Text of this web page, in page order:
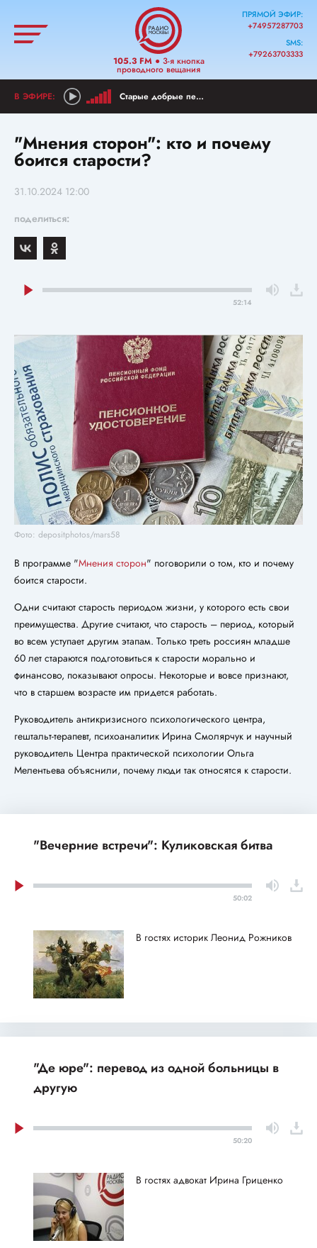
105.3 FM● 3-я кнопка
проводного вещания
ПРЯМОЙ ЭФИР:
+74957287703
SMS:
+79263703333
Старые добрые песни
"Мнения сторон": кто и почему
боится старости?
31.10.2024 12:00
поделиться:
52:14
Фото: depositphotos/mars58
В программе "Мнения сторон" поговорили о том, кто и почему
боится старости.
Одни считают старость периодом жизни, у которого есть свои
преимущества. Другие считают, что старость – период, который
во всем уступает другим этапам. Только треть россиян младше
60 лет стараются подготовиться к старости морально и
финансово, показывают опросы. Некоторые и вовсе признают,
что в старшем возрасте им придется работать.
Руководитель антикризисного психологического центра,
гештальт-терапевт, психоаналитик Ирина Смолярчук и научный
руководитель Центра практической психологии Ольга
Мелентьева объяснили, почему люди так относятся к старости.
"Вечерние встречи": Куликовская битва
50:02
В гостях историк Леонид Рожников
"Де юре": перевод из одной больницы в
другую
50:20
В гостях адвокат Ирина Гриценко